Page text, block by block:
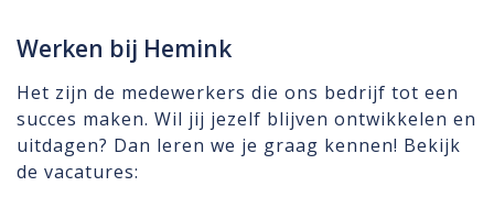
Werken bij Hemink
Het zijn de medewerkers die ons bedrijf tot een
succes maken. Wil jij jezelf blijven ontwikkelen en
uitdagen? Dan leren we je graag kennen! Bekijk
de vacatures: